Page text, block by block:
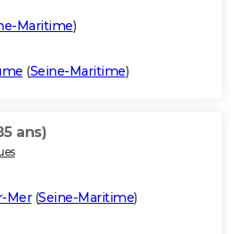
Maritime)
(Seine-Maritime)
ans)
Mer(Seine-Maritime)